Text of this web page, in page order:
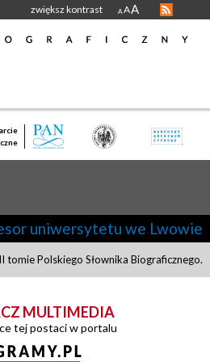
zwiększ kontrast A AA
uniwersytetu we Lwowie
Polskiego Słownika Biograficznego.
MULTIMEDIA
tej postaci w portalu